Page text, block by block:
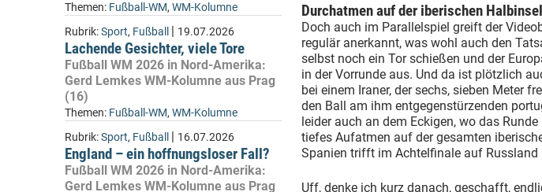
Themen: Fußball-WM, WM-Kolumne
Rubrik:Sport, Fußball | 19.07.2026
Lachende Gesichter, viele Tore
Fußball WM 2026 in Nord-Amerika:
Gerd Lemkes WM-Kolumne aus Prag
(16)
Themen: Fußball-WM, WM-Kolumne
Rubrik:Sport, Fußball | 16.07.2026
England – ein hoffnungsloser Fall?
Fußball WM 2026 in Nord-Amerika:
Gerd Lemkes WM-Kolumne aus Prag
Durchatmen auf der iberischen Halbinsel
Doch auch im Parallelspiel greift der
regulär anerkannt, was wohl auch den
selbst noch ein Tor schießen und der
in der Vorrunde aus. Und da ist plötzlich
bei einem Iraner, der sechs, sieben Meter
den Ball am ihm entgegenstürzenden
leider auch an dem Eckigen, wo das
tiefes Aufatmen auf der gesamten
Spanien trifft im Achtelfinale auf Russland
Uff, denke ich kurz danach, geschafft,